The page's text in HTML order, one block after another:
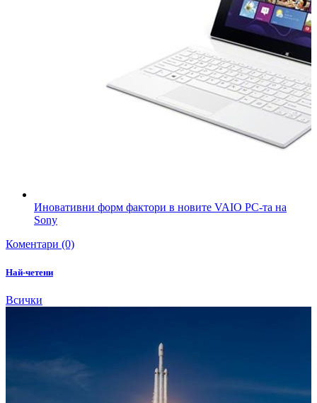
Иновативни форм фактори в новите VAIO PC-та на
Sony
Коментари (0)
Най-четени
Всички